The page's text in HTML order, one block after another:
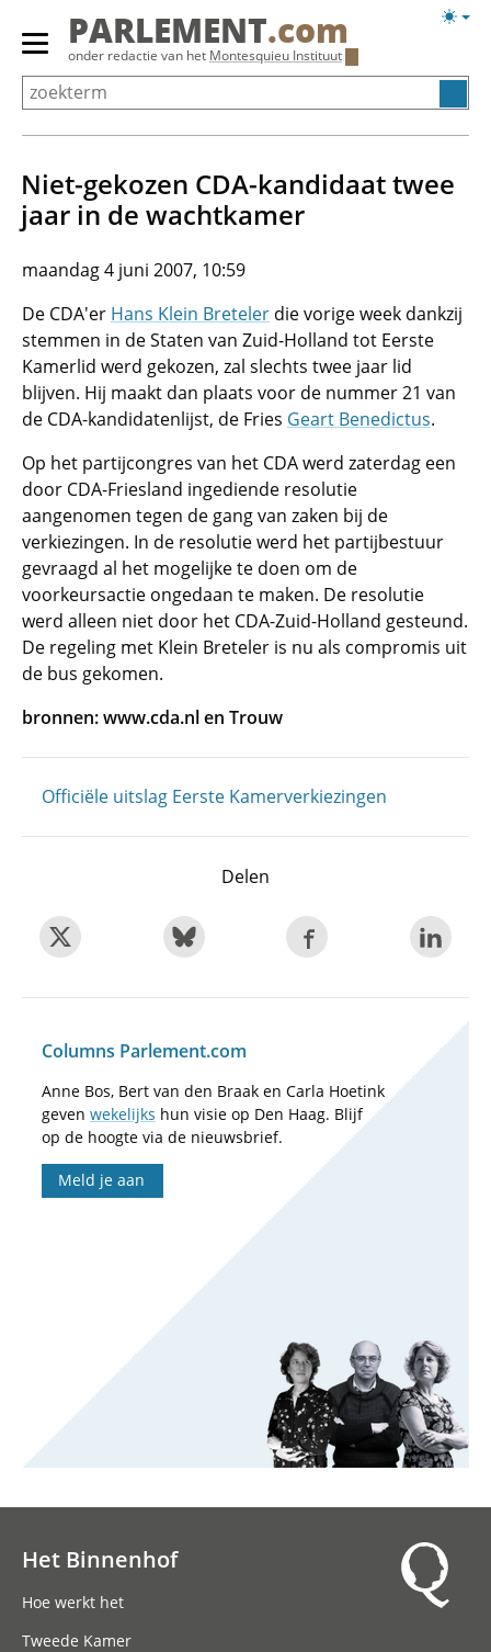
Overslaan
Primair
menu
tonen/verbergen
PARLEMENT.com
onder redactie van het Montesquieu Instituut
Niet-gekozen CDA-kandidaat twee
jaar in de wachtkamer
maandag 4 juni 2007, 10:59
De CDA'er Hans Klein Breteler die vorige week dankzij
stemmen in de Staten van Zuid-Holland tot Eerste
Kamerlid werd gekozen, zal slechts twee jaar lid
blijven. Hij maakt dan plaats voor de nummer 21 van
de CDA-kandidatenlijst, de Fries Geart Benedictus.
Op het partijcongres van het CDA werd zaterdag een
door CDA-Friesland ingediende resolutie
aangenomen tegen de gang van zaken bij de
verkiezingen. In de resolutie werd het partijbestuur
gevraagd al het mogelijke te doen om de
voorkeursactie ongedaan te maken. De resolutie
werd alleen niet door het CDA-Zuid-Holland gesteund.
De regeling met Klein Breteler is nu als compromis uit
de bus gekomen.
bronnen: www.cda.nl en Trouw
Officiële uitslag Eerste Kamerverkiezingen
Delen
Columns Parlement.com
Anne Bos, Bert van den Braak en Carla Hoetink
geven wekelijks hun visie op Den Haag. Blijf
op de hoogte via de nieuwsbrief.
Meld je aan
Het Binnenhof
Hoe werkt het
Tweede Kamer